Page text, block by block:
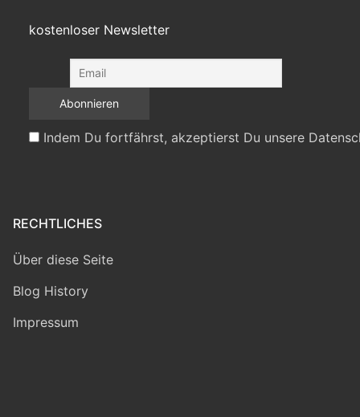
kostenloser Newsletter
Indem Du fortfährst, akzeptierst Du unsere
RECHTLICHES
Über diese Seite
Blog History
Impressum